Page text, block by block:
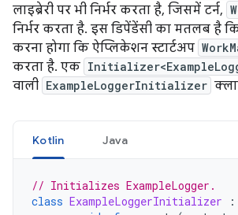
लाइब्रेरी पर भी निर्भर करता है, जिसमें टर्न,
निर्भर करता है. इस डिपेंडेंसी का मतलब है
करना होगा कि ऐप्लिकेशन स्टार्टअप
करता है. एक
वाली ExampleLoggerInitializer
Kotlin Java
// Initializes ExampleLogger.
class ExampleLoggerInitializer :